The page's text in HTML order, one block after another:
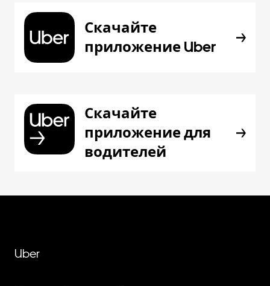
Скачайте
приложение Uber
Скачайте
приложение для
водителей
Uber